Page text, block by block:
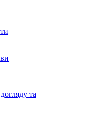
та